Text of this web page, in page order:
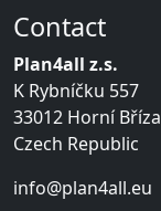
Contact
Plan4all z.s.
K Rybníčku 557
33012 Horní Bříza
Czech Republic
info@plan4all.eu